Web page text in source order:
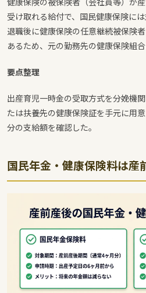
受け取れる給付で、国民健康保険に
退職後に健康保険の任意継続被保険
あるため、元の勤務先の健康保険組
要点整理
出産育児一時金の受取方式を分娩機
たは扶養先の健康保険証を手元に用
分の支給額を確認した。
国民年金・健康保険料は産